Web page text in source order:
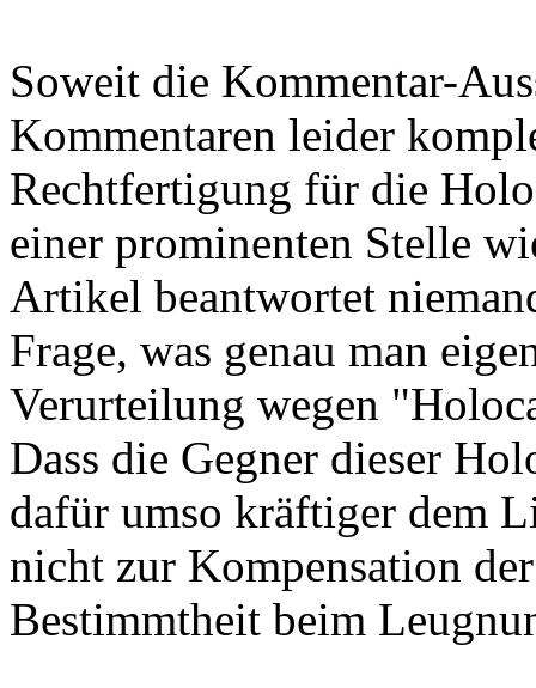
Soweit die Kommentar-
Kommentaren leider
Rechtfertigung für die
einer prominenten Stelle
Artikel beantwortet
Frage, was genau man
Verurteilung wegen
Dass die Gegner dieser
dafür umso kräftiger dem
nicht zur Kompensation
Bestimmtheit beim